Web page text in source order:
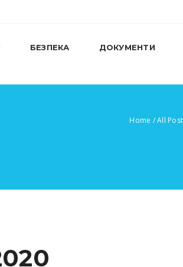
БЕЗПЕКА ДОКУМЕНТИ
Home /All